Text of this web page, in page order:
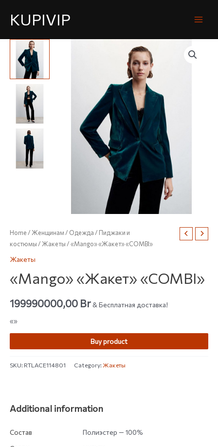
KUPIVIP
Home/Женщинам/ Одежда/ Пиджаки и
костюмы/Жакеты/ «Mango» «Жакет» «COMBI»
Жакеты
«Mango» «Жакет» «COMBI»
199990000,00 Br& Бесплатная доставка!
«»
Buy product
SKU:RTLACE114801 Category:Жакеты
Additional information
Состав
Полиэстер — 100%